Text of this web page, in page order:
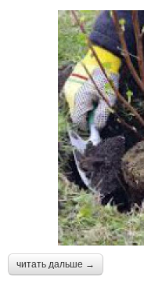
читать дальше →